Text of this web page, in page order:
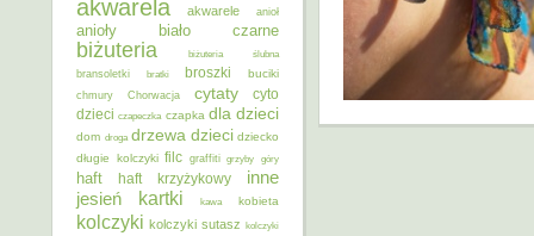
akwarela akwarele anioł
anioły biało czarne
biżuteria
biżuteria ślubna
bransoletki
bratki broszki buciki
chmury Chorwacja cytaty
cyto
dzieci czapeczka czapka dla dzieci
dom droga drzewa dzieci dziecko
długie kolczyki filc graffiti grzyby góry
haft haft krzyżykowy inne
jesień kartki kawa kobieta
kolczyki kolczyki sutasz kolczyki